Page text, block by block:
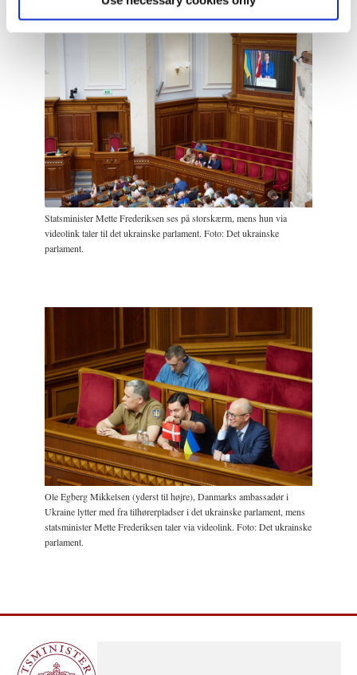
Statsminister Mette Frederiksen ses på storskærm, mens hun via
videolink taler til det ukrainske parlament. Foto: Det ukrainske
parlament.
Ole Egberg Mikkelsen (yderst til højre), Danmarks ambassadør i
Ukraine lytter med fra tilhørerpladser i det ukrainske parlament, mens
statsminister Mette Frederiksen taler via videolink. Foto: Det ukrainske
parlament.